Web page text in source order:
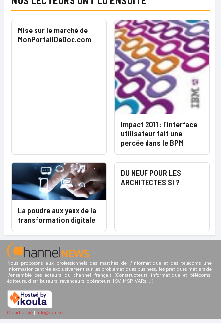
Mise sur le marché de
MonPortailDeDoc.com
Impact 2011 : l’interface
utilisateur fait une
percée dans le BPM
La poudre aux yeux de la
transformation digitale
DU NEUF POUR LES
ARCHITECTES SI ?
Nous proposons aux professionnels des marchés de l'informatique et des télécoms une
information centrée exclusivement sur les problématiques business, les pratiques métiers de
l'ensemble des acteurs du channel français (Constructeurs informatique et télécoms,
éditeurs, distributeurs, revendeurs, opérateurs, ISV, MSP, VARs,...)
Cloud privé | Infogérance